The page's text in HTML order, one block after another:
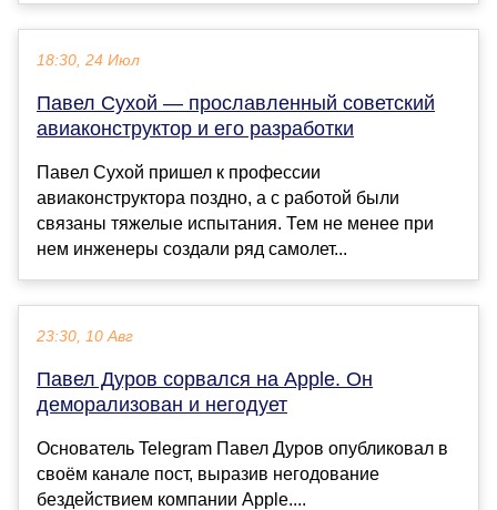
18:30, 24 Июл
Павел Сухой — прославленный советский
авиаконструктор и его разработки
Павел Сухой пришел к профессии
авиаконструктора поздно, а с работой были
связаны тяжелые испытания. Тем не менее при
нем инженеры создали ряд самолет...
23:30, 10 Авг
Павел Дуров сорвался на Apple. Он
деморализован и негодует
Основатель Telegram Павел Дуров опубликовал в
своём канале пост, выразив негодование
бездействием компании Apple....